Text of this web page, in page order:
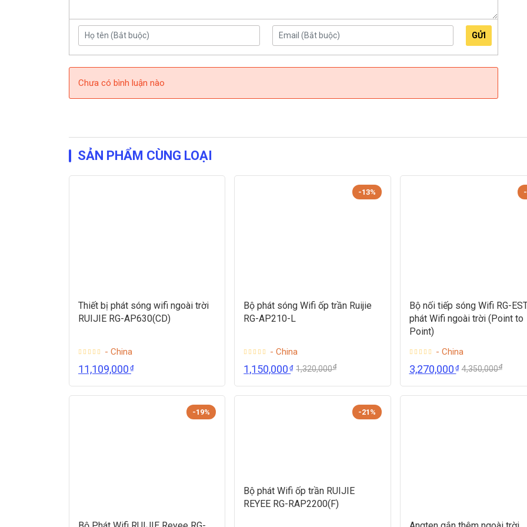
GỬI
Chưa có bình luận nào
SẢN PHẨM CÙNG LOẠI
Thiết bị phát sóng wifi ngoài trời
RUIJIE RG-AP630(CD)
- China
11,109,000₫
-13%
Bộ phát sóng Wifi ốp trần Ruijie
RG-AP210-L
- China
1,150,000₫ 1,320,000₫
Bộ nối tiếp sóng Wifi RG-
phát Wifi ngoài trời (Point to
Point)
- China
3,270,000₫ 4,350,000₫
-19% -21%
Bộ phát Wifi ốp trần RUIJIE
REYEE RG-RAP2200(F)